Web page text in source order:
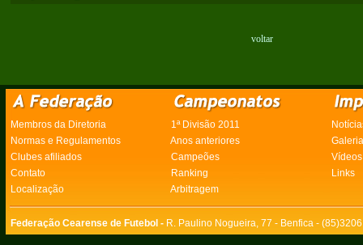
voltar
Membros da Diretoria 1ª Divisão 2011
Normas e Regulamentos
Anos anteriores
Clubes afiliados
Campeões
Vídeos
Contato
Ranking
Links
Localização
Arbitragem
Federação Cearense de Futebol - R. Paulino Nogueira, 77 - Benfica -